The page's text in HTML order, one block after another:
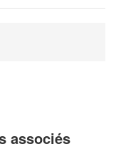
associés